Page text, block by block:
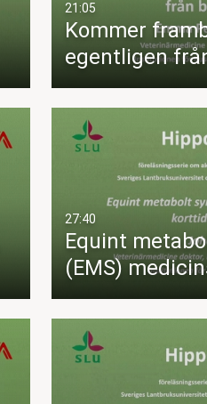
21:05
Kommer
egentligen
27:40
Equint
(EMS)